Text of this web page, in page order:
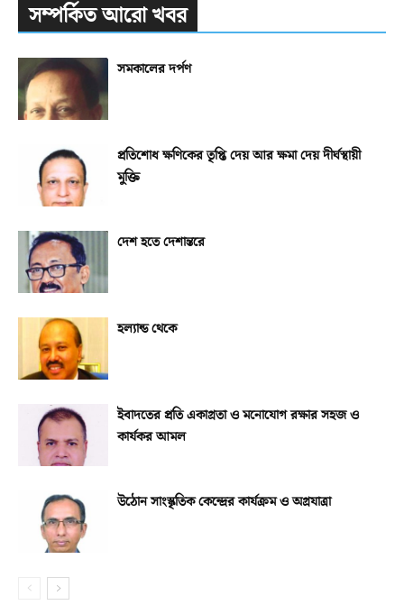
সম্পর্কিত আরো খবর
সমকালের দর্পণ
প্রতিশোধ ক্ষণিকের তৃপ্তি দেয় আর ক্ষমা দেয় দীর্ঘস্থায়ী
মুক্তি
দেশ হতে দেশান্তরে
হল্যান্ড থেকে
ইবাদতের প্রতি একাগ্রতা ও মনোযোগ রক্ষার সহজ ও
কার্যকর আমল
উঠোন সাংস্কৃতিক কেন্দ্রের কার্যক্রম ও অগ্রযাত্রা